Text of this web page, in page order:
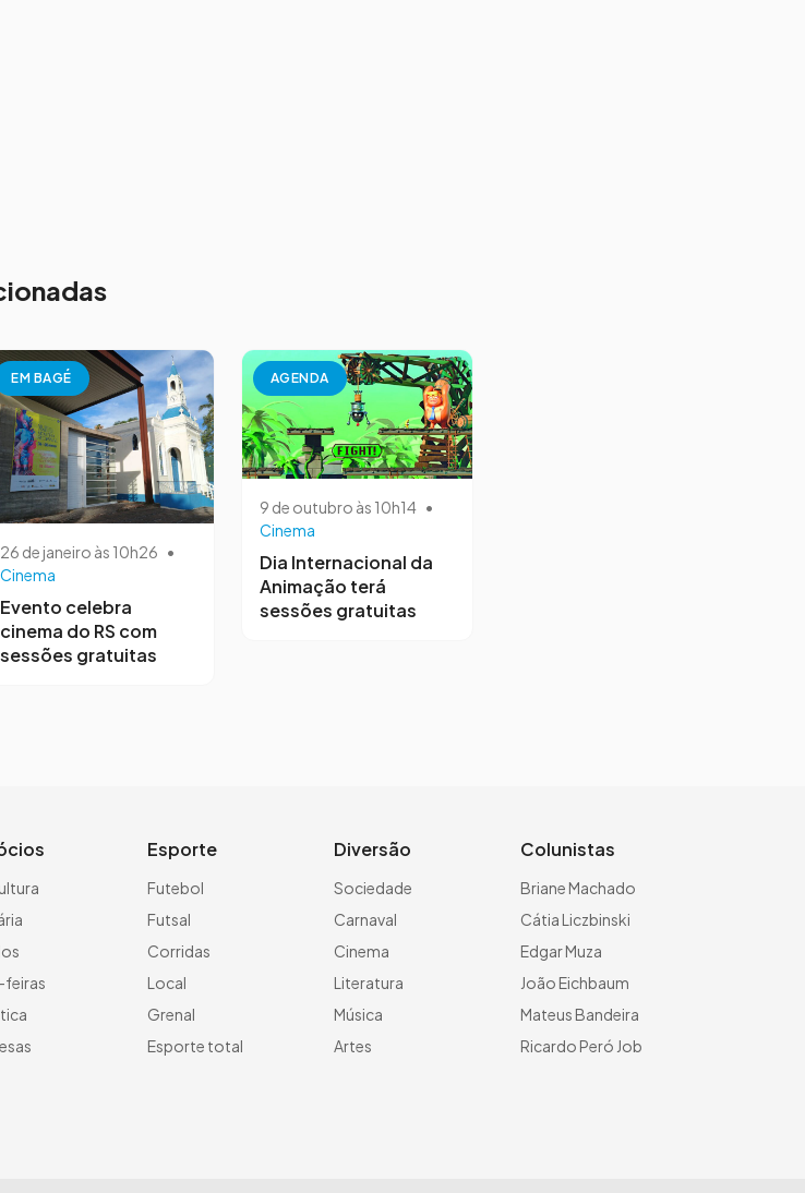
EM BAGÉ
26 de janeiro às 10h26 •
Cinema
Evento celebra
cinema do RS com
sessões gratuitas
AGENDA
9 de outubro às 10h14 •
Cinema
Dia Internacional da
Animação terá
sessões gratuitas
feiras
Esporte
Futebol
Futsal
Corridas
Local
Grenal
Esporte total
Diversão
Sociedade
Carnaval
Cinema
Literatura
Música
Artes
Colunistas
Briane Machado
Cátia Liczbinski
Edgar Muza
João Eichbaum
Mateus Bandeira
Ricardo Peró Job